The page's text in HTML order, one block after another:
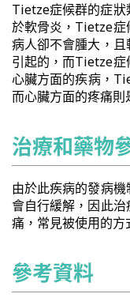
Tietze症候群的症狀
於軟骨炎，Tietze症
病人卻不會腫大，
引起的，而Tietze症
心臟方面的疾病，
而心臟方面的疼痛則
治療和藥物
由於此疾病的發病
會自行緩解，因此
痛，常見被使用的方
參考資料